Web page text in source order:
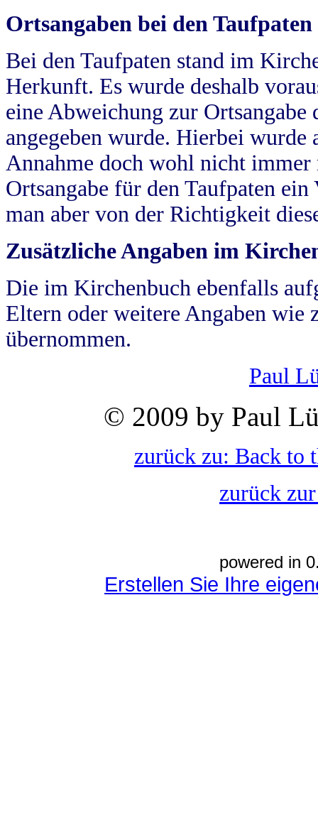
Ortsangaben bei den Taufpaten
Bei den Taufpaten stand im
Herkunft. Es wurde deshalb
eine Abweichung zur
angegeben wurde. Hierbei wurde
Annahme doch wohl nicht
Ortsangabe für den Taufpaten
man aber von der Richtigkeit
Zusätzliche Angaben im
Die im Kirchenbuch ebenfalls
Eltern oder weitere Angaben wie
übernommen.
Paul
© 2009 by Paul
zurück zu: Back to
zurück
powered in
Erstellen Sie Ihre